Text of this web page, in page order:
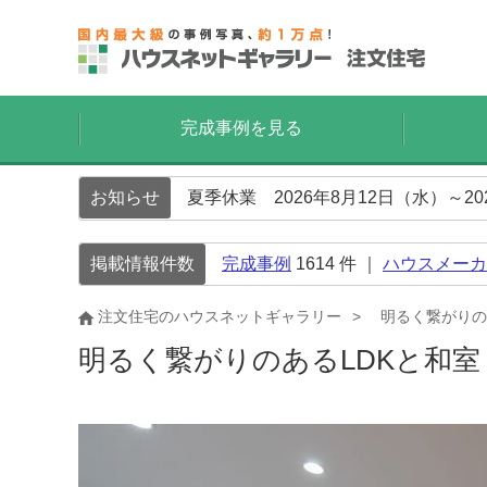
完成事例を見る
お知らせ 夏季休業 2026年8月12日（水）～
掲載情報件数 完成事例 1614 件 ｜ ハウスメー
注文住宅のハウスネットギャラリー 明るく繋がり
明るく繋がりのあるLDKと和室